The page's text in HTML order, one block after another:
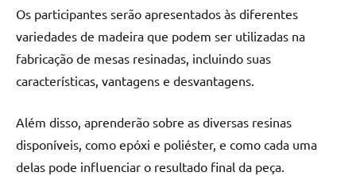
Os participantes serão apresentados às diferentes
variedades de madeira que podem ser utilizadas na
fabricação de mesas resinadas, incluindo suas
características, vantagens e desvantagens.
Além disso, aprenderão sobre as diversas resinas
disponíveis, como epóxi e poliéster, e como cada uma
delas pode influenciar o resultado final da peça.